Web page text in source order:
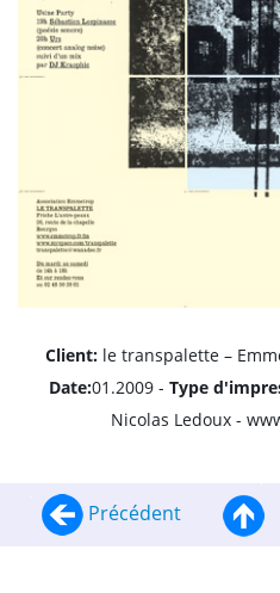
Client: le transpalette –
Date:01.2009 - Type
Nicolas Ledoux -
Précédent